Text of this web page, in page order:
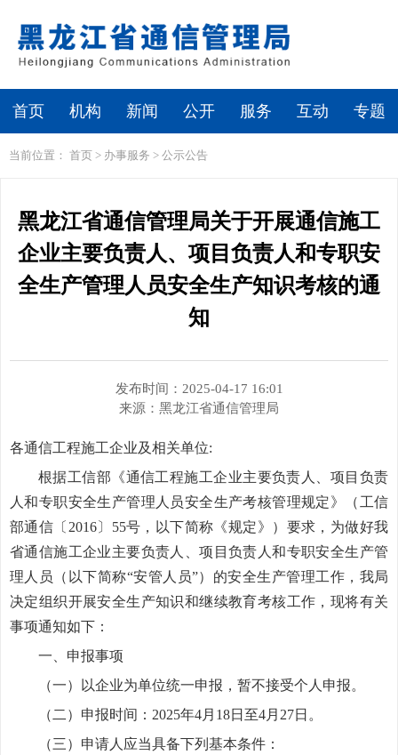
首页 机构 新闻 公开 服务 互动 专题
当前位置： 首页 > 办事服务 > 公示公告
黑龙江省通信管理局关于开展通信施工
企业主要负责人、项目负责人和专职安
全生产管理人员安全生产知识考核的通
知
发布时间：2025-04-17 16:01
来源： 黑龙江省通信管理局
各通信工程施工企业及相关单位:
根据工信部《通信工程施工企业主要负责人、项目负责
人和专职安全生产管理人员安全生产考核管理规定》（工信
部通信〔2016〕55号，以下简称《规定》）要求，为做好我
省通信施工企业主要负责人、项目负责人和专职安全生产管
理人员（以下简称“安管人员”）的安全生产管理工作，我局
决定组织开展安全生产知识和继续教育考核工作，现将有关
事项通知如下：
一、申报事项
（一）以企业为单位统一申报，暂不接受个人申报。
（二）申报时间：2025年4月18日至4月27日。
（三）申请人应当具备下列基本条件：